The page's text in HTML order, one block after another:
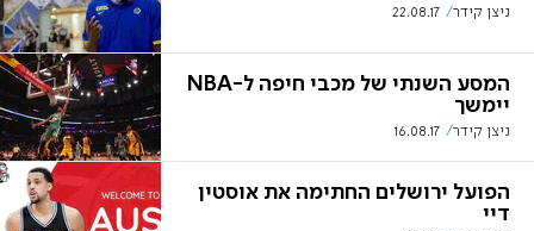
ניצן קידר 22.08.17
המסע השנתי של מכבי חיפה ל-NBA
יימשך
ניצן קידר 16.08.17
הפועל ירושלים החתימה את אוסטין
דיי